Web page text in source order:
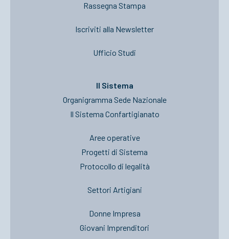
Rassegna Stampa
Iscriviti alla Newsletter
Ufficio Studi
Il Sistema
Organigramma Sede Nazionale
Il Sistema Confartigianato
Aree operative
Progetti di Sistema
Protocollo di legalità
Settori Artigiani
Donne Impresa
Giovani Imprenditori